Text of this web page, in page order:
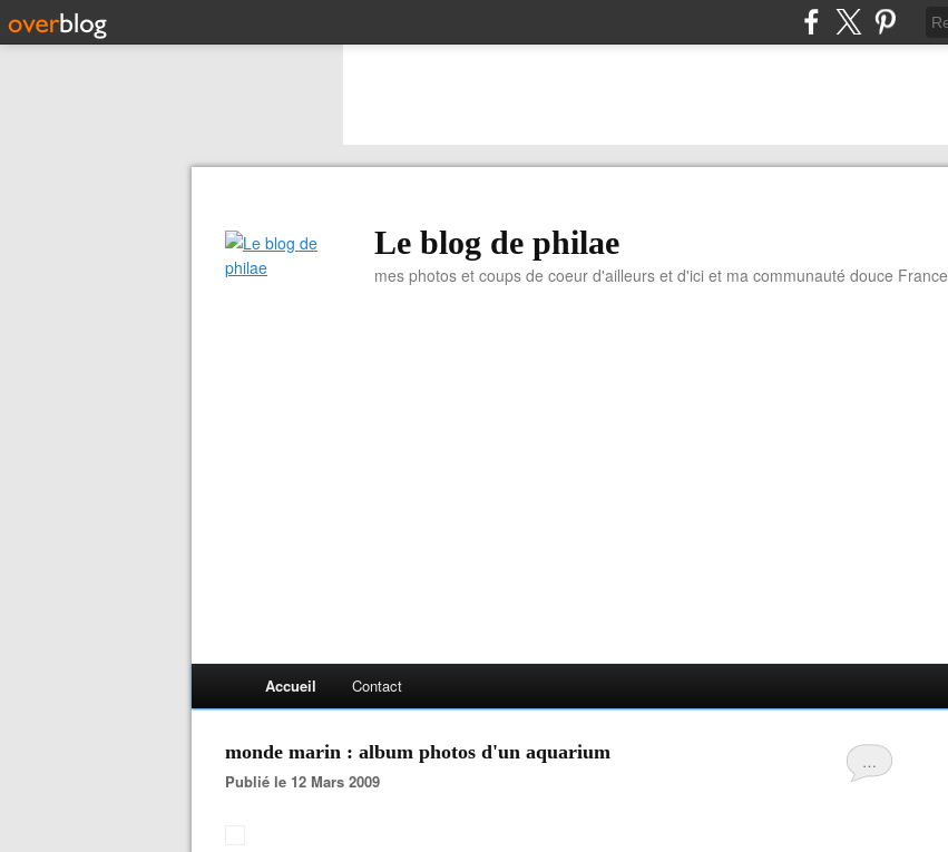
Le blog de philae
mes photos et coups de coeur d'ailleurs et d'ici et ma communauté douce France
Accueil Contact
…
monde marin : album photos d'un aquarium
Publié le 12 Mars 2009